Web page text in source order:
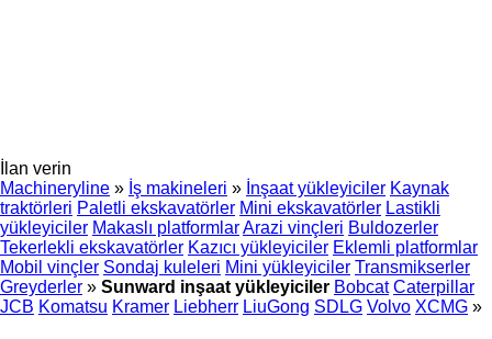
İlan verin
Machineryline » İş makineleri » İnşaat yükleyiciler Kaynak
traktörleri Paletli ekskavatörler Mini ekskavatörler Lastikli
yükleyiciler Makaslı platformlarArazi vinçleri Buldozerler
Tekerlekli ekskavatörler Kazıcı yükleyiciler Eklemli platformlar
Mobil vinçler Sondaj kuleleri Mini yükleyiciler Transmikserler
Greyderler » Sunward inşaat yükleyiciler Bobcat Caterpillar
JCB Komatsu Kramer Liebherr LiuGong SDLG Volvo XCMG »